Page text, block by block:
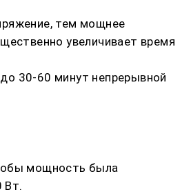
тем мощнее
увеличивает время
30-60 минут непрерывной
мощность была
Вт.